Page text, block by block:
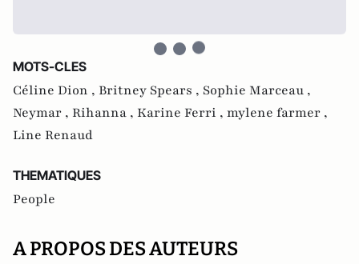
MOTS-CLES
Céline Dion , Britney Spears , Sophie Marceau ,
Neymar , Rihanna , Karine Ferri , mylene farmer ,
Line Renaud
THEMATIQUES
People
A PROPOS DES AUTEURS